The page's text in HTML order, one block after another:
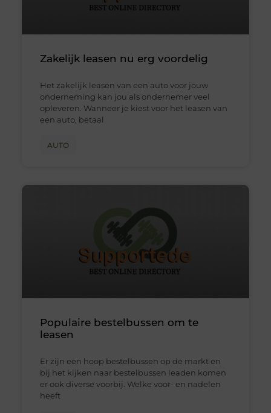
Zakelijk leasen nu erg voordelig
Het zakelijk leasen van een auto voor jouw
onderneming kan jou als ondernemer veel
opleveren. Wanneer je kiest voor het leasen van
een auto, betaal
AUTO
Populaire bestelbussen om te
leasen
Er zijn een hoop bestelbussen op de markt en
bij het kijken naar bestelbussen leaden komen
er ook diverse voorbij. Welke voor- en nadelen
heeft